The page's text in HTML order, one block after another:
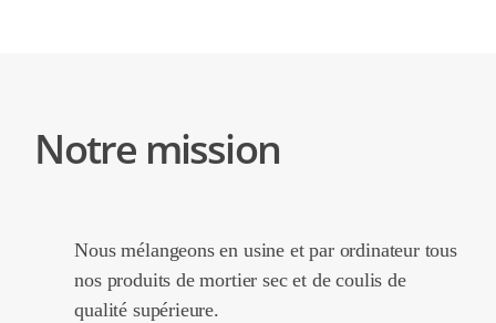
Notre mission
Nous mélangeons en usine et par ordinateur tous
nos produits de mortier sec et de coulis de
qualité supérieure.